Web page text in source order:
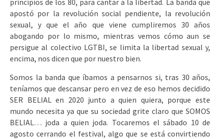
principios de los 80, para cantar a la libertad. La banda que
apostó por la revolución social pendiente, la revolución
sexual, y que el año que viene cumpliremos 30 años
abogando por lo mismo, mientras vemos cómo aun se
persigue al colectivo LGTBI, se limita la libertad sexual y,
encima, nos dicen que por nuestro bien.
Somos la banda que íbamos a pensarnos si, tras 30 años,
teníamos que descansar pero en vez de eso hemos decidido
SER BELIAL en 2020 junto a quien quiera, porque este
mundo necesita ya que su sociedad grite claro que SOMOS
BELIAL… joda a quien joda. Tocaremos el sábado 10 de
agosto cerrando el festival, algo que se está convirtiendo